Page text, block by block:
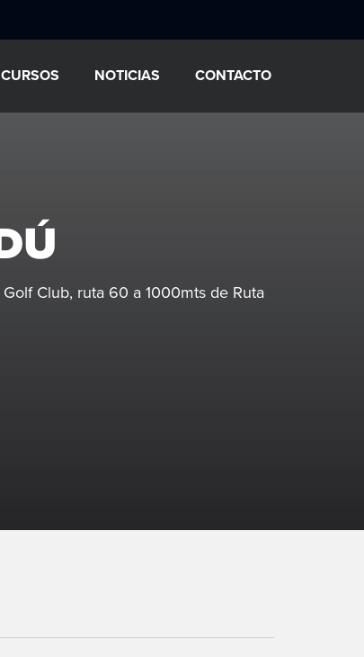
CURSOS NOTICIAS CONTACTO
Club, ruta 60 a 1000mts de Ruta